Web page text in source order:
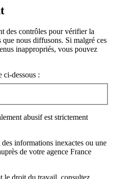
des contrôles pour vérifier la
nous diffusons. Si malgré ces
inappropriés, vous pouvez
ci-dessous :
abusif est strictement
informations inexactes ou une
de votre agence France
le droit du travail, consultez